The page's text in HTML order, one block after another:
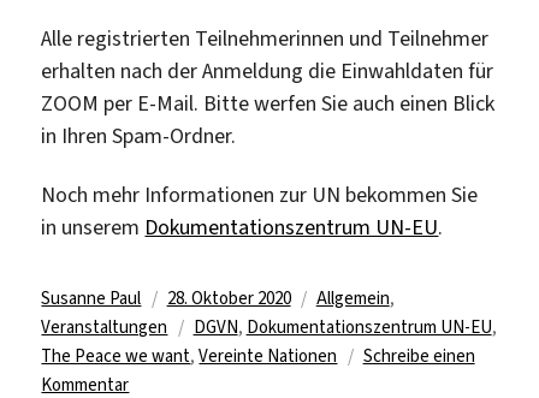
Alle registrierten Teilnehmerinnen und Teilnehmer
erhalten nach der Anmeldung die Einwahldaten für
ZOOM per E-Mail. Bitte werfen Sie auch einen Blick
in Ihren Spam-Ordner.
Noch mehr Informationen zur UN bekommen Sie
in unserem Dokumentationszentrum UN-EU.
Autor
Susanne Paul
Veröffentlicht
am
28. Oktober 2020 Kategorien
Allgemein,
Veranstaltungen
Schlagwörter
DGVN, Dokumentationszentrum UN-EU,
The Peace we want,Vereinte Nationen
Schreibe einen
Kommentarzu